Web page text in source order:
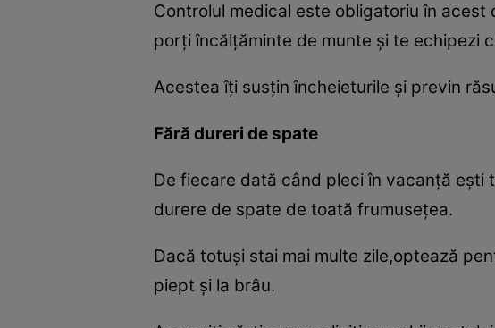
Controlul medical este obligatoriu în
porţi încălţăminte de munte şi te echipezi
Acestea îţi susţin încheieturile şi previn
Fără dureri de spate
De fiecare dată când pleci în vacanţă eşti
durere de spate de toată frumuseţea.
Dacă totuşi stai mai multe zile,optează
piept şi la brâu.